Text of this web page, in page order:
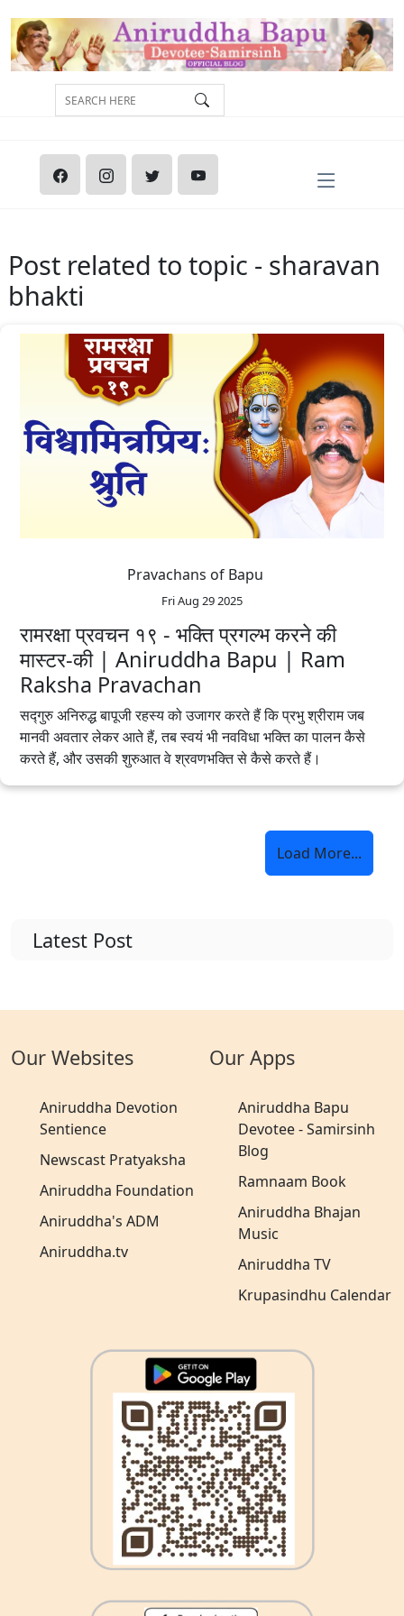
Post related to topic - sharavan
bhakti
Pravachans of Bapu
Fri Aug 29 2025
रामरक्षा प्रवचन १९ - भक्ति प्रगल्भ करने की
मास्टर-की | Aniruddha Bapu | Ram
Raksha Pravachan
सद्गुरु अनिरुद्ध बापूजी रहस्य को उजागर करते हैं कि प्रभु श्रीराम जब
मानवी अवतार लेकर आते हैं, तब स्वयं भी नवविधा भक्ति का पालन कैसे
करते हैं, और उसकी शुरुआत वे श्रवणभक्ति से कैसे करते हैं।
Load More...
Latest Post
Our Websites
Aniruddha Devotion
Sentience
Newscast Pratyaksha
Aniruddha Foundation
Aniruddha's ADM
Aniruddha.tv
Our Apps
Aniruddha Bapu
Devotee - Samirsinh
Blog
Ramnaam Book
Aniruddha Bhajan
Music
Aniruddha TV
Krupasindhu Calendar